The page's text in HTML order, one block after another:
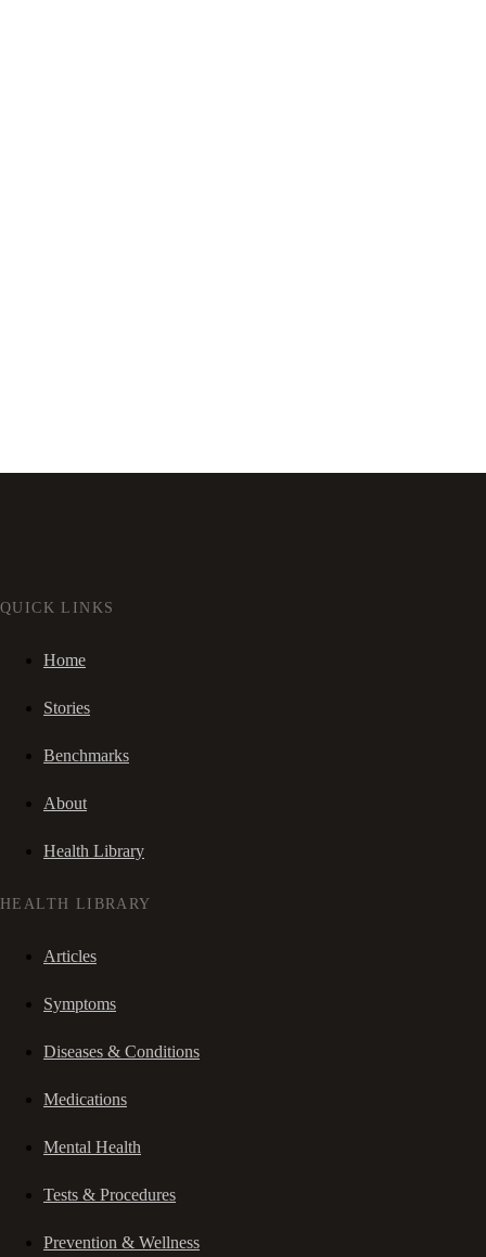
QUICK LINKS
Home
Stories
Benchmarks
About
Health Library
HEALTH LIBRARY
Articles
Symptoms
Diseases & Conditions
Medications
Mental Health
Tests & Procedures
Prevention & Wellness